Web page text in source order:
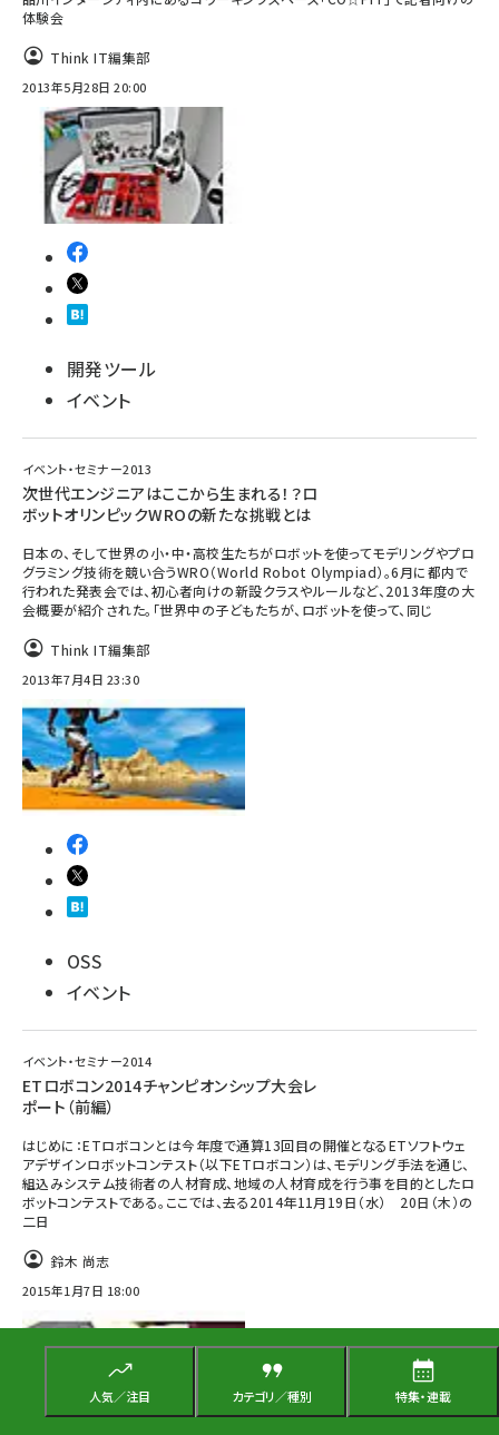
人気／注目 カテゴリ／種別 特集・連載
体験会
Think IT編集部
2013年5月28日 20:00
開発ツール
イベント
イベント・セミナー2013
次世代エンジニアはここから生まれる！？ロ
ボットオリンピックWROの新たな挑戦とは
日本の、そして世界の小・中・高校生たちがロボットを使ってモデリングやプロ
グラミング技術を競い合うWRO（World Robot Olympiad）。6月に都内で
行われた発表会では、初心者向けの新設クラスやルールなど、2013年度の大
会概要が紹介された。「世界中の子どもたちが、ロボットを使って、同じ
Think IT編集部
2013年7月4日 23:30
OSS
イベント
イベント・セミナー2014
ETロボコン2014チャンピオンシップ大会レ
ポート（前編）
はじめに：ETロボコンとは今年度で通算13回目の開催となるETソフトウェ
アデザインロボットコンテスト（以下ETロボコン）は、モデリング手法を通じ、
組込みシステム技術者の人材育成、地域の人材育成を行う事を目的としたロ
ボットコンテストである。ここでは、去る2014年11月19日（水） 20日（木）の
二日
鈴木 尚志
2015年1月7日 18:00